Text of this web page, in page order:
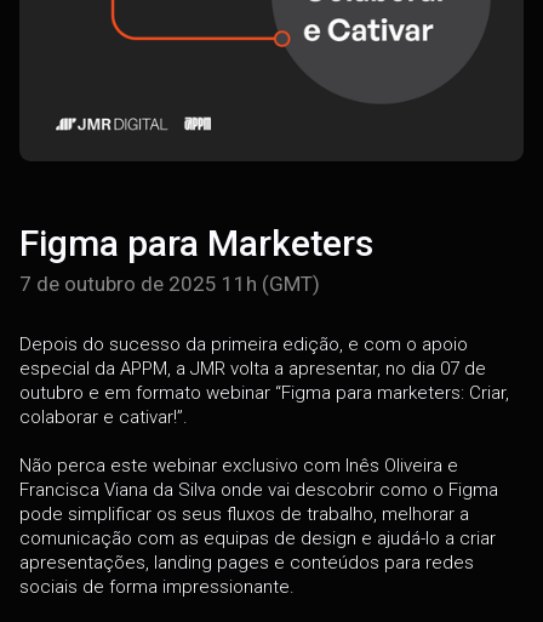
Figma para Marketers
7 de outubro de 2025 11h (GMT)
Depois do sucesso da primeira edição, e com o apoio
especial da APPM, a JMR volta a apresentar, no dia 07 de
outubro e em formato webinar “Figma para marketers: Criar,
colaborar e cativar!”.
Não perca este webinar exclusivo com Inês Oliveira e
Francisca Viana da Silva onde vai descobrir como o Figma
pode simplificar os seus fluxos de trabalho, melhorar a
comunicação com as equipas de design e ajudá-lo a criar
apresentações, landing pages e conteúdos para redes
sociais de forma impressionante.